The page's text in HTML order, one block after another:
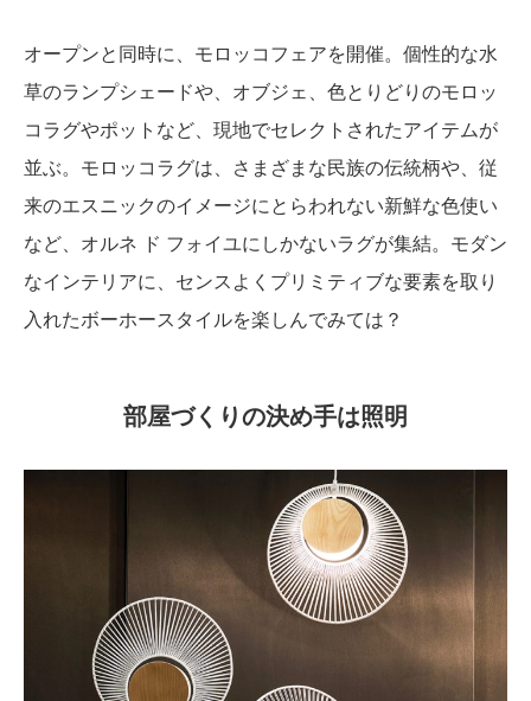
オープンと同時に、モロッコフェアを開催。個性的な水
草のランプシェードや、オブジェ、色とりどりのモロッ
コラグやポットなど、現地でセレクトされたアイテムが
並ぶ。モロッコラグは、さまざまな民族の伝統柄や、従
来のエスニックのイメージにとらわれない新鮮な色使い
など、オルネ ド フォイユにしかないラグが集結。モダン
なインテリアに、センスよくプリミティブな要素を取り
入れたボーホースタイルを楽しんでみては？
部屋づくりの決め手は照明